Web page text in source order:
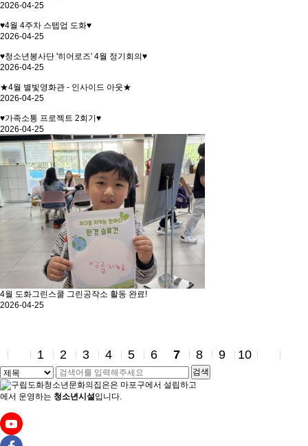
2026-04-25
♥4월 4주차 스텝업 도화♥
2026-04-25
♥청소년봉사단 '히어로즈' 4월 정기회의♥
2026-04-25
★4월 별빛영화관 - 인사이드 아웃★
2026-04-25
♥가족소통 프로젝트 2회기♥
2026-04-25
4월 도화그린스쿨 그린공작소 활동 완료!
2026-04-25
1 2 3 4 5 6 7 8 9 10
검색
은 마포구에서 설립하고
에서 운영하는 청소년시설입니다.